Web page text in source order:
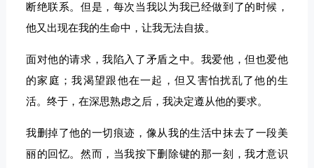
断绝联系。但是，每次当我以为我已经做到了的时候，
他又出现在我的生命中，让我无法自拔。
面对他的请求，我陷入了矛盾之中。我爱他，但也爱他
的家庭；我渴望跟他在一起，但又害怕扰乱了他的生
活。终于，在深思熟虑之后，我决定遵从他的要求。
我删掉了他的一切痕迹，像从我的生活中抹去了一段美
丽的回忆。然而，当我按下删除键的那一刻，我才意识